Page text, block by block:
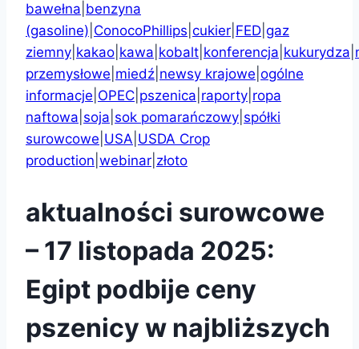
bawełna benzyna
(gasoline) ConocoPhillips cukier FED gaz
ziemny kakao kawa kobalt konferencja kukurydza
przemysłowe miedź newsy krajowe ogólne
informacje OPEC pszenica raporty ropa
naftowa soja sok pomarańczowy spółki
surowcowe USA USDA Crop
production webinar złoto
aktualności surowcowe
– 17 listopada 2025:
Egipt podbije ceny
pszenicy w najbliższych